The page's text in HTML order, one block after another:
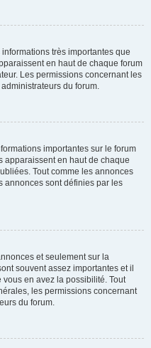
très importantes que
en haut de chaque forum
Les permissions concernant les
du forum.
importantes sur le forum
apparaissent en haut de chaque
Tout comme les annonces
annonces sont définies par les
et seulement sur la
souvent assez importantes et il
en avez la possibilité. Tout
les permissions concernant
du forum.